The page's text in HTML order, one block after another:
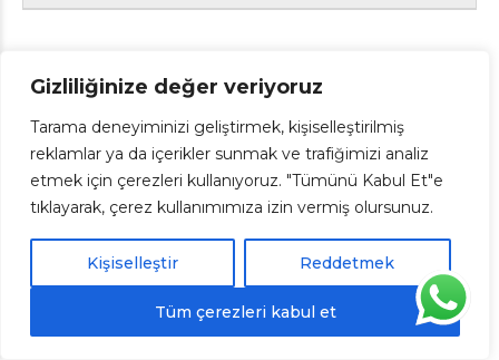
Gizliliğinize değer veriyoruz
Tarama deneyiminizi geliştirmek, kişiselleştirilmiş
reklamlar ya da içerikler sunmak ve trafiğimizi analiz
etmek için çerezleri kullanıyoruz. "Tümünü Kabul Et"e
tıklayarak, çerez kullanımımıza izin vermiş olursunuz.
Kişiselleştir Reddetmek
Tüm çerezleri kabul et
Designed By IT Department of BHSC © 2024 Tüm hakları
saklıdır.
KVKK